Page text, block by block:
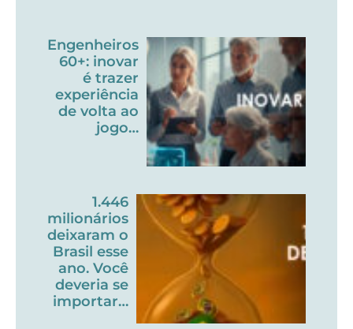
Engenheiros
60+: inovar
é trazer
experiência
de volta ao
jogo…
1.446
milionários
deixaram o
Brasil esse
ano. Você
deveria se
importar…